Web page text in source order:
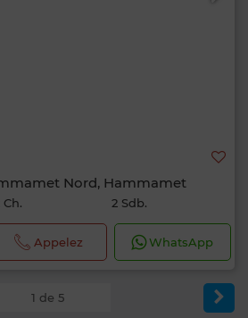
Nord, Hammamet
Ch. 2 Sdb.
Appelez WhatsApp
1 de 5